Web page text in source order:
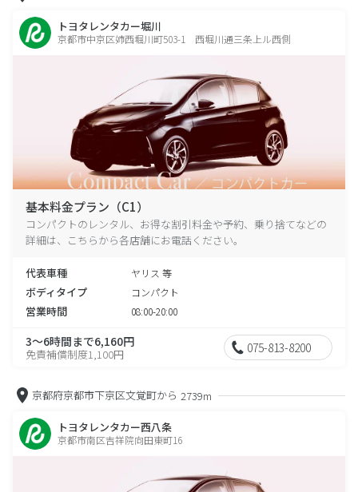
トヨタレンタカー堀川
京都市中京区姉西堀川町503-1 西堀川通三条上ル西側
基本料金プラン（C1）
コンパクトのレンタル、お得な割引料金や予約、乗り捨てなどの
詳細は、こちらから各店舗にお電話ください。
代表車種 ヤリス 等
ボディタイプ コンパクト
営業時間 08:00-20:00
3～6時間まで6,160円
免責補償制度1,100円 075-813-8200
京都府京都市下京区文覚町から 2739m
トヨタレンタカー西八条
京都市南区吉祥院向田東町16